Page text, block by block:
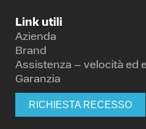
Link utili
Azienda
Brand
Assistenza – velocità ed
Garanzia
RICHIESTA RECESSO